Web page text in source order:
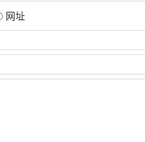
网址